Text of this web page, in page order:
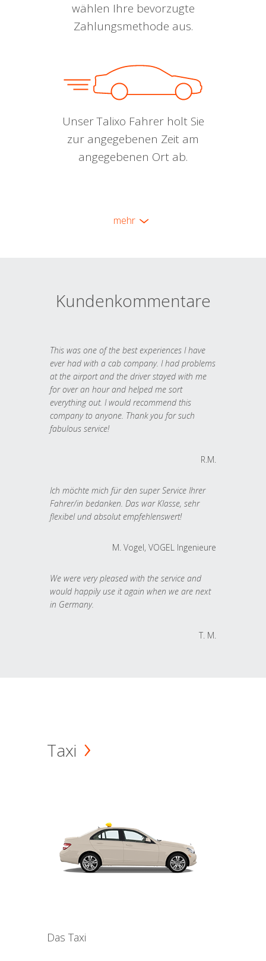
wählen Ihre bevorzugte
Zahlungsmethode aus.
Unser Talixo Fahrer holt Sie
zur angegebenen Zeit am
angegebenen Ort ab.
mehr
Kundenkommentare
This was one of the best experiences I have
ever had with a cab company. I had problems
at the airport and the driver stayed with me
for over an hour and helped me sort
everything out. I would recommend this
company to anyone. Thank you for such
fabulous service!
R.M.
Ich möchte mich für den super Service Ihrer
Fahrer/in bedanken. Das war Klasse, sehr
flexibel und absolut empfehlenswert!
M. Vogel, VOGEL Ingenieure
We were very pleased with the service and
would happily use it again when we are next
in Germany.
T. M.
Taxi
Das Taxi